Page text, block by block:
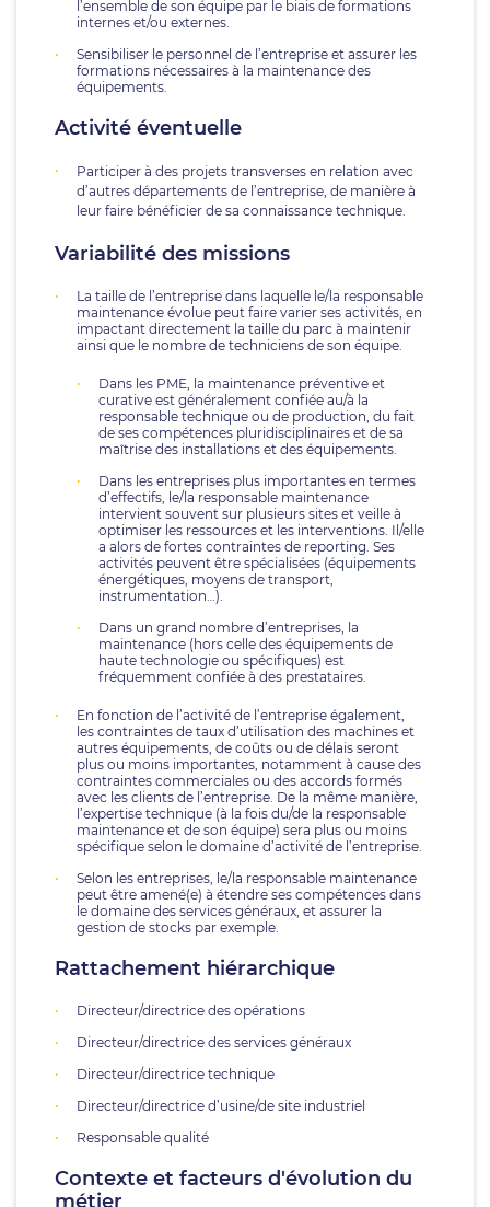
l’ensemble de son équipe par le biais de formations
internes et/ou externes.
Sensibiliser le personnel de l’entreprise et assurer les
formations nécessaires à la maintenance des
équipements.
Activité éventuelle
Participer à des projets transverses en relation avec
d’autres départements de l’entreprise, de manière à
leur faire bénéficier de sa connaissance technique.
Variabilité des missions
La taille de l’entreprise dans laquelle le/la responsable
maintenance évolue peut faire varier ses activités, en
impactant directement la taille du parc à maintenir
ainsi que le nombre de techniciens de son équipe.
Dans les PME, la maintenance préventive et
curative est généralement confiée au/à la
responsable technique ou de production, du fait
de ses compétences pluridisciplinaires et de sa
maîtrise des installations et des équipements.
Dans les entreprises plus importantes en termes
d’effectifs, le/la responsable maintenance
intervient souvent sur plusieurs sites et veille à
optimiser les ressources et les interventions. Il/elle
a alors de fortes contraintes de reporting. Ses
activités peuvent être spécialisées (équipements
énergétiques, moyens de transport,
instrumentation…).
Dans un grand nombre d’entreprises, la
maintenance (hors celle des équipements de
haute technologie ou spécifiques) est
fréquemment confiée à des prestataires.
En fonction de l’activité de l’entreprise également,
les contraintes de taux d’utilisation des machines et
autres équipements, de coûts ou de délais seront
plus ou moins importantes, notamment à cause des
contraintes commerciales ou des accords formés
avec les clients de l’entreprise. De la même manière,
l’expertise technique (à la fois du/de la responsable
maintenance et de son équipe) sera plus ou moins
spécifique selon le domaine d’activité de l’entreprise.
Selon les entreprises, le/la responsable maintenance
peut être amené(e) à étendre ses compétences dans
le domaine des services généraux, et assurer la
gestion de stocks par exemple.
Rattachement hiérarchique
Directeur/directrice des opérations
Directeur/directrice des services généraux
Directeur/directrice technique
Directeur/directrice d’usine/de site industriel
Responsable qualité
Contexte et facteurs d'évolution du
métier